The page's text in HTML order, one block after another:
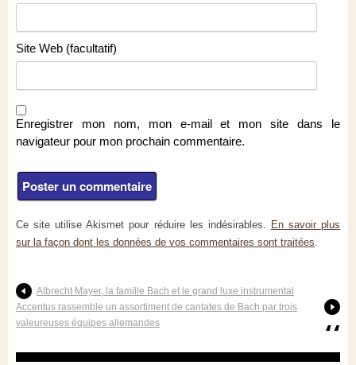
Site Web (facultatif)
Enregistrer mon nom, mon e-mail et mon site dans le
navigateur pour mon prochain commentaire.
Ce site utilise Akismet pour réduire les indésirables. En savoir plus
sur la façon dont les données de vos commentaires sont traitées.
Albrecht Mayer, la famille Bach et le grand luxe instrumental
Accentus rassemble un assortiment de cantates de Bach par trois
valeureuses équipes allemandes